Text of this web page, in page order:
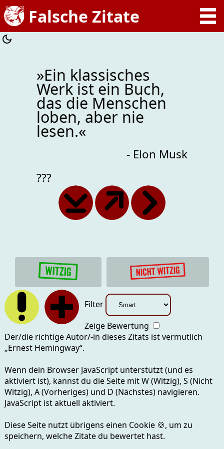
»Ein klassisches
Werk ist ein Buch,
das die Menschen
loben, aber nie
lesen.«
- Elon Musk
???
Filter
Zeige Bewertung
Der/die richtige Autor/-in dieses Zitats ist vermutlich
„Ernest Hemingway“.
Wenn dein Browser JavaScript unterstützt (und es
aktiviert ist), kannst du die Seite mitW (Witzig), S (Nicht
Witzig), A (Vorheriges) und D (Nächstes)navigieren.
JavaScript ist aktuell aktiviert.
Diese Seite nutzt übrigens einen Cookie 🍪, um zu
speichern, welche Zitate du bewertet hast.